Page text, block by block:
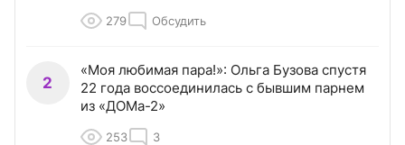
279 Обсудить
2
«Моя любимая пара!»: Ольга Бузова спустя
22 года воссоединилась с бывшим парнем
из «ДОМа-2»
253 3